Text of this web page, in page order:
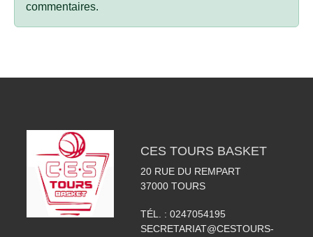
commentaires.
CES TOURS BASKET
20 RUE DU REMPART
37000 TOURS
TÉL. : 0247054195
SECRETARIAT@CESTOURS-